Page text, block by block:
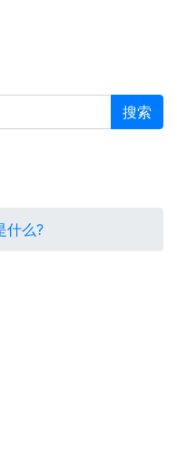
搜索
什么?